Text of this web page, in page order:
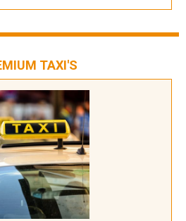
TAXI'S